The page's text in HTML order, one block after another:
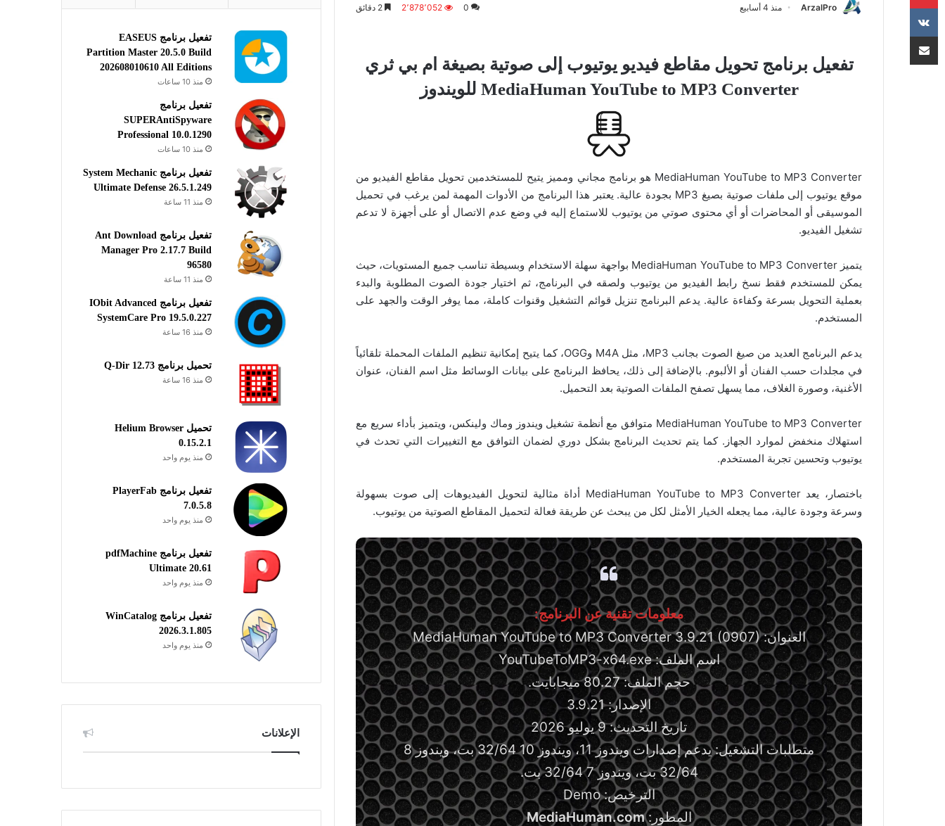
ArzalPro منذ 4 أسابيع 0 2٬878٬052
تفعيل برنامج تحويل مقاطع فيديو يوتيوب إلى صوتية بصيغة ام بي ثري
MediaHuman YouTube to MP3 Converter للويندوز
MediaHuman YouTube to MP3 Converter هو برنامج مجاني ومميز يتيح للمستخدمين تحويل مقاطع الفيديو من
موقع يوتيوب إلى ملفات صوتية بصيغ MP3 بجودة عالية. يعتبر هذا البرنامج من الأدوات المهمة لمن يرغب في تحميل
الموسيقى أو المحاضرات أو أي محتوى صوتي من يوتيوب للاستماع إليه في وضع عدم الاتصال أو على أجهزة لا تدعم
تشغيل الفيديو.
يتميز MediaHuman YouTube to MP3 Converter بواجهة سهلة الاستخدام وبسيطة تناسب جميع المستويات، حيث
يمكن للمستخدم فقط نسخ رابط الفيديو من يوتيوب ولصقه في البرنامج، ثم اختيار جودة الصوت المطلوبة والبدء
بعملية التحويل بسرعة وكفاءة عالية. يدعم البرنامج تنزيل قوائم التشغيل وقنوات كاملة، مما يوفر الوقت والجهد على
المستخدم.
يدعم البرنامج العديد من صيغ الصوت بجانب MP3، مثل M4A وOGG، كما يتيح إمكانية تنظيم الملفات المحملة تلقائياً
في مجلدات حسب الفنان أو الألبوم. بالإضافة إلى ذلك، يحافظ البرنامج على بيانات الوسائط مثل اسم الفنان، عنوان
الأغنية، وصورة الغلاف، مما يسهل تصفح الملفات الصوتية بعد التحميل.
MediaHuman YouTube to MP3 Converter متوافق مع أنظمة تشغيل ويندوز وماك ولينكس، ويتميز بأداء سريع مع
استهلاك منخفض لموارد الجهاز. كما يتم تحديث البرنامج بشكل دوري لضمان التوافق مع التغييرات التي تحدث في
يوتيوب وتحسين تجربة المستخدم.
باختصار، يعد MediaHuman YouTube to MP3 Converter أداة مثالية لتحويل الفيديوهات إلى صوت بسهولة
وسرعة وجودة عالية، مما يجعله الخيار الأمثل لكل من يبحث عن طريقة فعالة لتحميل المقاطع الصوتية من يوتيوب.
معلومات تقنية عن البرنامج:
العنوان: MediaHuman YouTube to MP3 Converter 3.9.21 (0907)
اسم الملف: YouTubeToMP3-x64.exe
حجم الملف: 80.27 ميجابايت.
الإصدار: 3.9.21
تاريخ التحديث: 9 يوليو 2026
متطلبات التشغيل: يدعم إصدارات ويندوز 11، ويندوز 10 32/64 بت، ويندوز 8
32/64 بت، ويندوز 7 32/64 بت.
الترخيص: Demo
المطور:MediaHuman.com
تفعيل برنامج EASEUS
Partition Master 20.5.0 Build
202608010610 All Editions
منذ 10 ساعات
تفعيل برنامج
SUPERAntiSpyware
Professional 10.0.1290
منذ 10 ساعات
تفعيل برنامج System Mechanic
Ultimate Defense 26.5.1.249
منذ 11 ساعة
تفعيل برنامج Ant Download
Manager Pro 2.17.7 Build
96580
منذ 11 ساعة
تفعيل برنامج IObit Advanced
SystemCare Pro 19.5.0.227
منذ 16 ساعة
تحميل برنامج Q-Dir 12.73
منذ 16 ساعة
تحميل Helium Browser
0.15.2.1
منذ يوم واحد
تفعيل برنامج PlayerFab
7.0.5.8
منذ يوم واحد
تفعيل برنامج pdfMachine
Ultimate 20.61
منذ يوم واحد
تفعيل برنامج WinCatalog
2026.3.1.805
منذ يوم واحد
الإعلانات
مشاركة عبر البريد